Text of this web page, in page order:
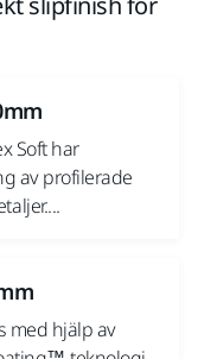
Soft har
av profilerade
med hjälp av